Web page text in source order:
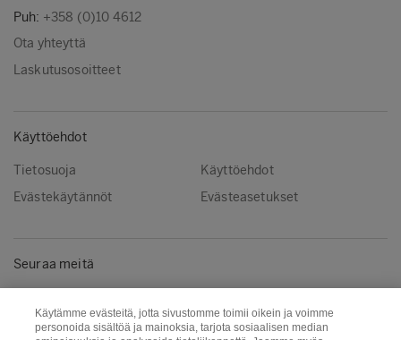
Puh: +358 (0)10 4612
Ota yhteyttä
Laskutusosoitteet
Käyttöehdot
Tietosuoja
Käyttöehdot
Evästekäytännöt
Evästeasetukset
Seuraa meitä
Käytämme evästeitä, jotta sivustomme toimii oikein ja voimme
personoida sisältöä ja mainoksia, tarjota sosiaalisen median